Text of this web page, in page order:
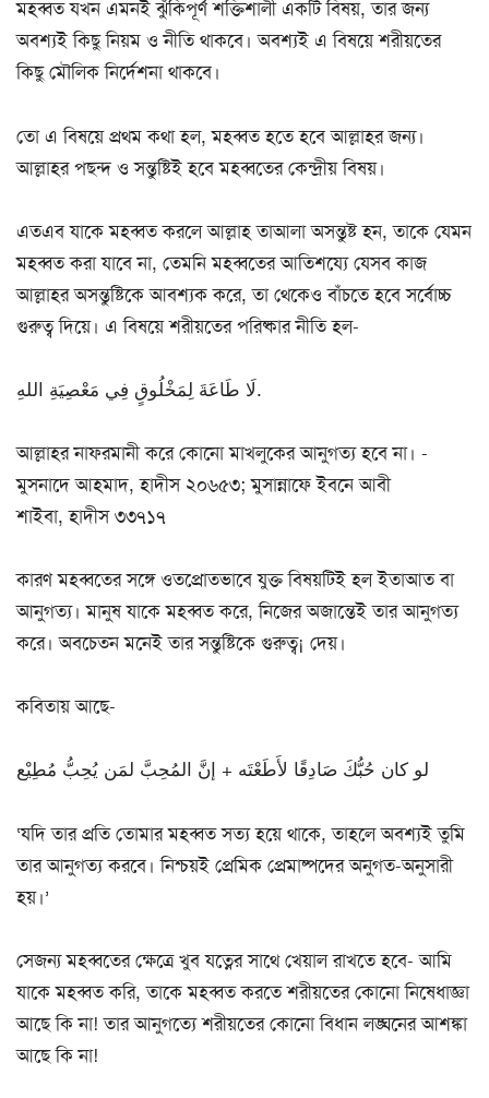
মহব্বত যখন এমনই ঝুঁকিপূর্ণ শক্তিশালী একটি বিষয়, তার জন্য
অবশ্যই কিছু নিয়ম ও নীতি থাকবে। অবশ্যই এ বিষয়ে শরীয়তের
কিছু মৌলিক নির্দেশনা থাকবে।
তো এ বিষয়ে প্রথম কথা হল, মহব্বত হতে হবে আল্লাহর জন্য।
আল্লাহর পছন্দ ও সন্তুষ্টিই হবে মহব্বতের কেন্দ্রীয় বিষয়।
এতএব যাকে মহব্বত করলে আল্লাহ তাআলা অসন্তুষ্ট হন, তাকে যেমন
মহব্বত করা যাবে না, তেমনি মহব্বতের আতিশয্যে যেসব কাজ
আল্লাহর অসন্তুষ্টিকে আবশ্যক করে, তা থেকেও বাঁচতে হবে সর্বোচ্চ
গুরুত্ব দিয়ে। এ বিষয়ে শরীয়তের পরিষ্কার নীতি হল-
لَا طَاعَةَ لِمَخْلُوقٍ فِي مَعْصِيَةِ اللهِ.
আল্লাহর নাফরমানী করে কোনো মাখলুকের আনুগত্য হবে না। -
মুসনাদে আহমাদ, হাদীস ২০৬৫৩; মুসান্নাফে ইবনে আবী
শাইবা, হাদীস ৩৩৭১৭
কারণ মহব্বতের সঙ্গে ওতপ্রোতভাবে যুক্ত বিষয়টিই হল ইতাআত বা
আনুগত্য। মানুষ যাকে মহব্বত করে, নিজের অজান্তেই তার আনুগত্য
করে। অবচেতন মনেই তার সন্তুষ্টিকে গুরুত্ব¡ দেয়।
কবিতায় আছে-
لو كان حُبُّكَ صَادِقًا لأَطَعْتَه + إنَّ المُحِبَّ لمَن يُحِبُّ مُطِيْع
‘যদি তার প্রতি তোমার মহব্বত সত্য হয়ে থাকে, তাহলে অবশ্যই তুমি
তার আনুগত্য করবে। নিশ্চয়ই প্রেমিক প্রেমাষ্পদের অনুগত-অনুসারী
হয়।’
সেজন্য মহব্বতের ক্ষেত্রে খুব যত্নের সাথে খেয়াল রাখতে হবে- আমি
যাকে মহব্বত করি, তাকে মহব্বত করতে শরীয়তের কোনো নিষেধাজ্ঞা
আছে কি না! তার আনুগত্যে শরীয়তের কোনো বিধান লঙ্ঘনের আশঙ্কা
আছে কি না!